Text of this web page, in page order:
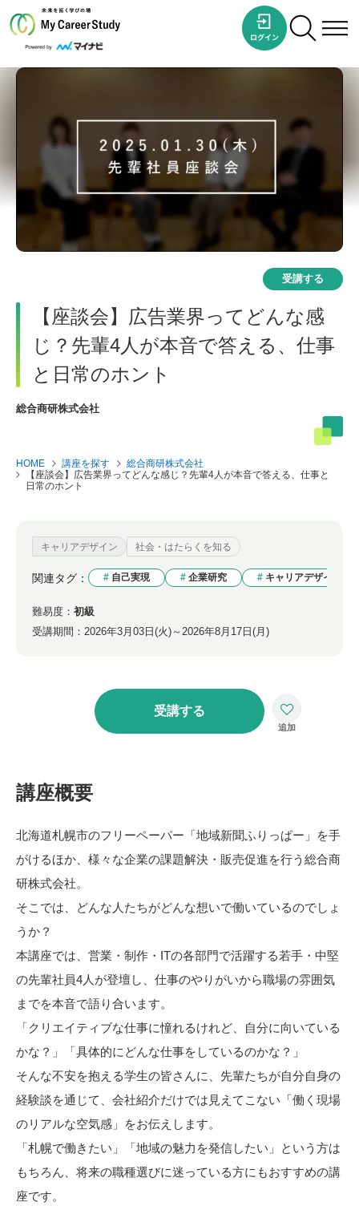
受講する
【座談会】広告業界ってどんな感
じ？先輩4人が本音で答える、仕事
と日常のホント
総合商研株式会社
HOME 講座を探す
総合商研株式会社
【座談会】広告業界ってどんな感じ？先輩4人が本音で答える、仕事と
日常のホント
キャリアデザイン 社会・はたらくを知る
関連タグ： 自己実現 企業研究 キャリアデザイン
難易度： 初級
受講期間： 2026年3月03日(火)～2026年8月17日(月)
受講する
講座概要
北海道札幌市のフリーペーパー「地域新聞ふりっぱー」を手
がけるほか、様々な企業の課題解決・販売促進を行う総合商
研株式会社。
そこでは、どんな人たちがどんな想いで働いているのでしょ
うか？
本講座では、営業・制作・ITの各部門で活躍する若手・中堅
の先輩社員4人が登壇し、仕事のやりがいから職場の雰囲気
までを本音で語り合います。
「クリエイティブな仕事に憧れるけれど、自分に向いている
かな？」「具体的にどんな仕事をしているのかな？」
そんな不安を抱える学生の皆さんに、先輩たちが自分自身の
経験談を通じて、会社紹介だけでは見えてこない「働く現場
のリアルな空気感」をお伝えします。
「札幌で働きたい」「地域の魅力を発信したい」という方は
もちろん、将来の職種選びに迷っている方にもおすすめの講
座です。